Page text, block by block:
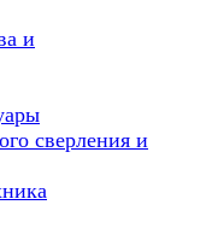
и
сверления и